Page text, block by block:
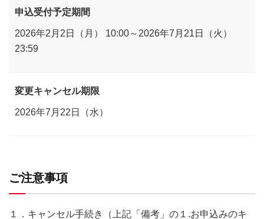
申込受付予定期間
2026年2月2日（月） 10:00～2026年7月21日（火）
23:59
変更キャンセル期限
2026年7月22日（水）
ご注意事項
１．キャンセル手続き（上記「備考」の１.お申込みのキ